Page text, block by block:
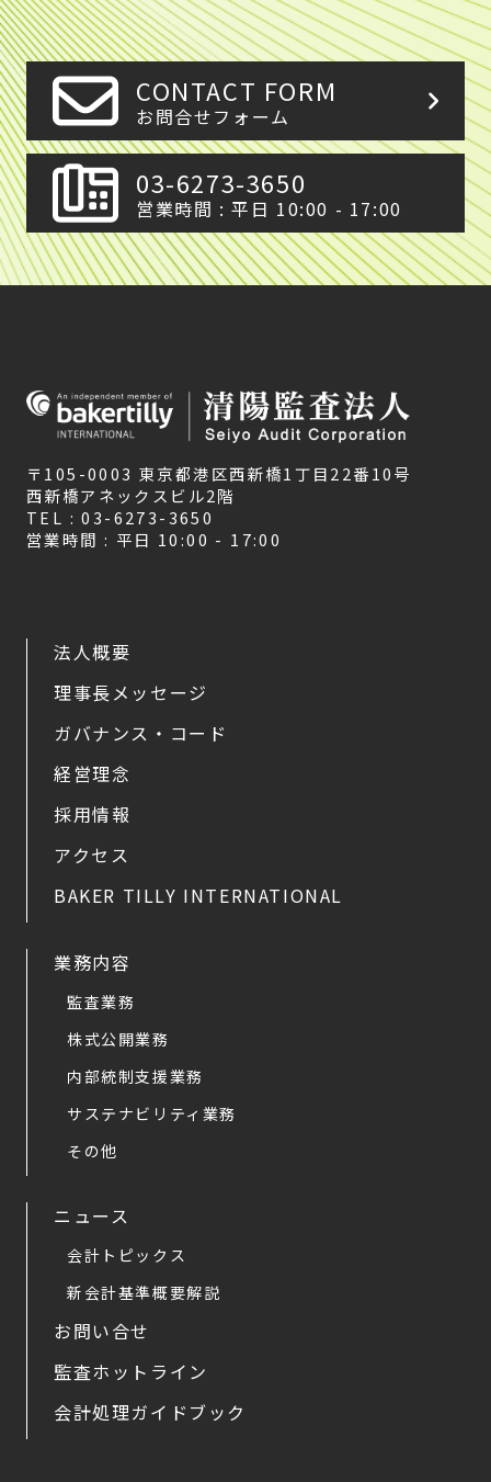
CONTACT FORM
お問合せフォーム
03-6273-3650
営業時間 : 平日 10:00 - 17:00
〒105-0003 東京都港区西新橋1丁目22番10号
西新橋アネックスビル2階
TEL : 03-6273-3650
営業時間 : 平日 10:00 - 17:00
法人概要
理事長メッセージ
ガバナンス・コード
経営理念
採用情報
アクセス
BAKER TILLY INTERNATIONAL
業務内容
監査業務
株式公開業務
内部統制支援業務
サステナビリティ業務
その他
ニュース
会計トピックス
新会計基準概要解説
お問い合せ
監査ホットライン
会計処理ガイドブック